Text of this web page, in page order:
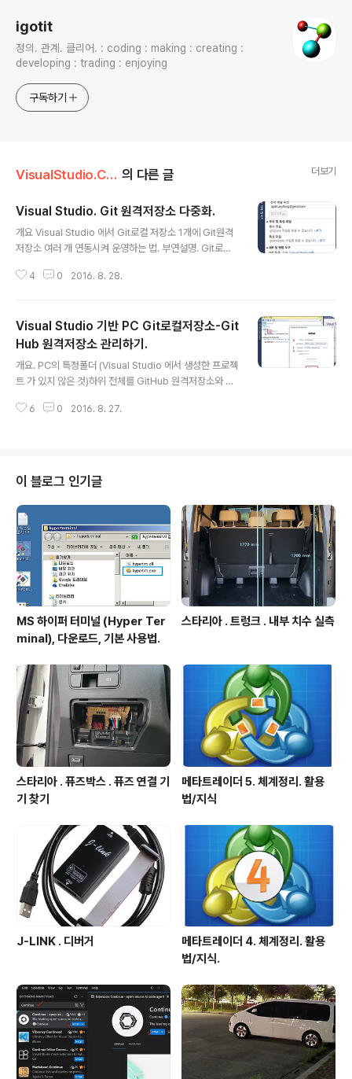
igotit
정의. 관계. 클리어. : coding : making : creating :
developing : trading : enjoying
구독하기
VisualStudio.C++.C# 의 다른 글 더보기
Visual Studio. Git 원격저장소 다중화.
개요 Visual Studio 에서 Git로컬 저장소 1개에 Git원격
저장소 여러 개 연동시켜 운영하는 법. 부연설명. Git로컬
며 설정하기에 따라 다중 원격 저장소로 연결시킬 수 있다.
연동가능하다. 이 방식은 다른 Git 원격저장소(예 : Bitbuc
ket, GitLab등 )에서도 동일하게 적용된다. 상세. 이미 Gi
t로컬 저장소 1개가 만들어져있고, 이것이 GitHub와 연동
처리되는 것을 MS Team Service 연동처리 하기 위해
서는 MS Team Service 에서 팀프로젝트(이것이 Git원
격저장소임, 이름예 ..
4 0 2016. 8. 28.
Visual Studio 기반 PC Git로컬저장소-Git
Hub 원격저장소 관리하기.
개요. PC의 특정폴더 (Visual Studio 에서 생성한 프로젝
트 가 있지 않은 것)하위 전체를 GitHub 원격저장소와 연
용하기. 상황.1. PC의 Git 방식 관리대상 폴더는 Visual St
서 만든 원격저장소에 연동시키고자 하는데 Git관련 커맨
드라인 타이핑하면서 설정하는 과정 필요없이 Visual Stu
dio 이용하면 간편하게 관리 가능함. 본 글의 설명에서 예
로 사용되는 PC의 폴더 : WORK_CKEditorPlugin 폴더
하위에 Cy-G..
6 0 2016. 8. 27.
이 블로그 인기글
MS 하이퍼 터미널 (Hyper Ter
minal), 다운로드, 기본 사용법.
스타리아 . 트렁크 . 내부 치수 실측
스타리아 . 퓨즈박스 . 퓨즈 연결 기
기 찾기
메타트레이더 5. 체계정리. 활용
법/지식
J-LINK . 디버거
메타트레이더 4. 체계정리. 활용
법/지식.